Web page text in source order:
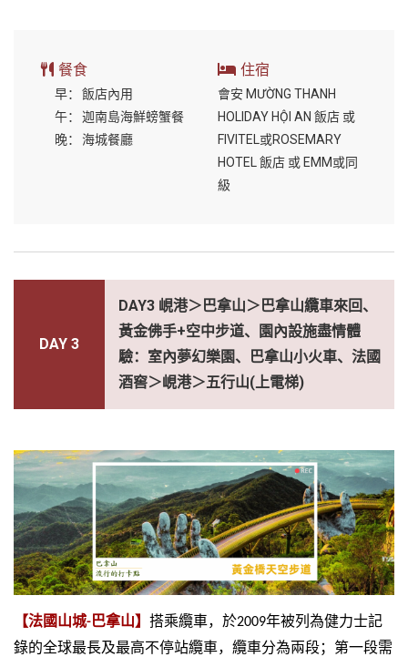
餐食
早：
飯店內用
午：
迦南島海鮮螃蟹餐
晚：
海城餐廳
住宿
會安 MƯỜNG THANH
HOLIDAY HỘI AN 飯店 或
FIVITEL或ROSEMARY
HOTEL 飯店 或 EMM或同
級
DAY 3
DAY3 峴港＞巴拿山＞巴拿山纜車來回、
黃金佛手+空中步道、園內設施盡情體
驗：室內夢幻樂園、巴拿山小火車、法國
酒窖＞峴港＞五行山(上電梯)
【法國山城-巴拿山】 搭乘纜車，於2009年被列為健力士記
錄的全球最長及最高不停站纜車，纜車分為兩段；第一段需